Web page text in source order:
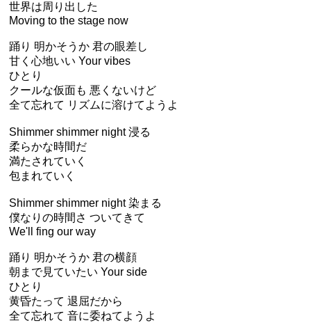
世界は周り出した
Moving to the stage now
踊り 明かそうか 君の眼差し
甘く心地いい Your vibes
ひとり
クールな仮面も 悪くないけど
全て忘れて リズムに溶けてようよ
Shimmer shimmer night 浸る
柔らかな時間だ
満たされていく
包まれていく
Shimmer shimmer night 染まる
僕なりの時間さ ついてきて
We'll fing our way
踊り 明かそうか 君の横顔
朝まで見ていたい Your side
ひとり
黄昏たって 退屈だから
全て忘れて 音に委ねてようよ